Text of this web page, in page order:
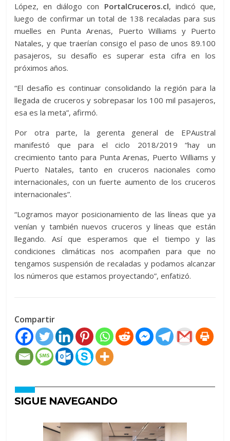
López, en diálogo con PortalCruceros.cl, indicó que,
luego de confirmar un total de 138 recaladas para sus
muelles en Punta Arenas, Puerto Williams y Puerto
Natales, y que traerían consigo el paso de unos 89.100
pasajeros, su desafío es superar esta cifra en los
próximos años.
“El desafío es continuar consolidando la región para la
llegada de cruceros y sobrepasar los 100 mil pasajeros,
esa es la meta”, afirmó.
Por otra parte, la gerenta general de EPAustral
manifestó que para el ciclo 2018/2019 “hay un
crecimiento tanto para Punta Arenas, Puerto Williams y
Puerto Natales, tanto en cruceros nacionales como
internacionales, con un fuerte aumento de los cruceros
internacionales”.
“Logramos mayor posicionamiento de las líneas que ya
venían y también nuevos cruceros y líneas que están
llegando. Así que esperamos que el tiempo y las
condiciones climáticas nos acompañen para que no
tengamos suspensión de recaladas y podamos alcanzar
los números que estamos proyectando”, enfatizó.
Compartir
SIGUE NAVEGANDO